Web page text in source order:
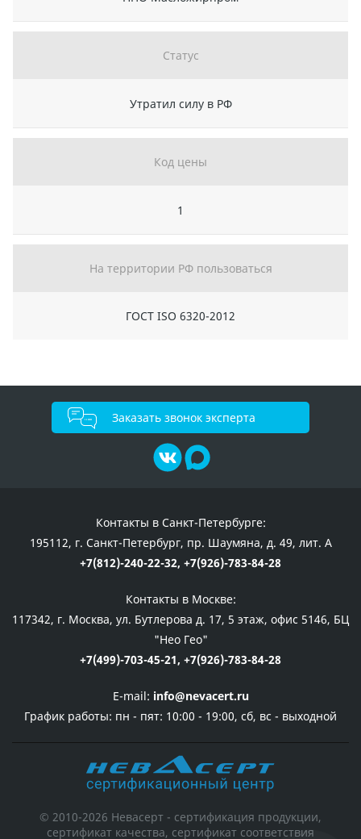
Статус
Утратил силу в РФ
Код цены
1
На территории РФ пользоваться
ГОСТ ISO 6320-2012
Заказать звонок эксперта
Контакты в Санкт-Петербурге:
195112, г. Санкт-Петербург, пр. Шаумяна, д. 49, лит. А
+7(812)-240-22-32, +7(926)-783-84-28
Контакты в Москве:
117342, г. Москва, ул. Бутлерова д. 17, 5 этаж, офис 5146, БЦ
"Нео Гео"
+7(499)-703-45-21, +7(926)-783-84-28
E-mail: info@nevacert.ru
График работы: пн - пят: 10:00 - 19:00, сб, вс - выходной
© 2010-2026 Невасерт - сертификация продукции,
сертификат качества, сертификат соответствия